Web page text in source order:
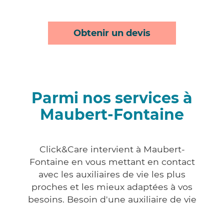
Obtenir un devis
Parmi nos services à
Maubert-Fontaine
Click&Care intervient à Maubert-
Fontaine en vous mettant en contact
avec les auxiliaires de vie les plus
proches et les mieux adaptées à vos
besoins. Besoin d'une auxiliaire de vie